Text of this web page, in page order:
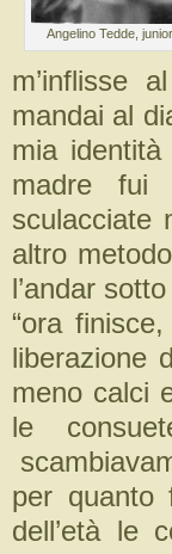
Angelino Tedde,
m’inflisse
mandai al
mia
madre fui
sculacciate
altro
l’andar
“ora
liberazione
meno calci
le
per quanto
dell’età le